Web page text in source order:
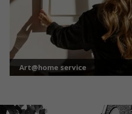
Art@home service